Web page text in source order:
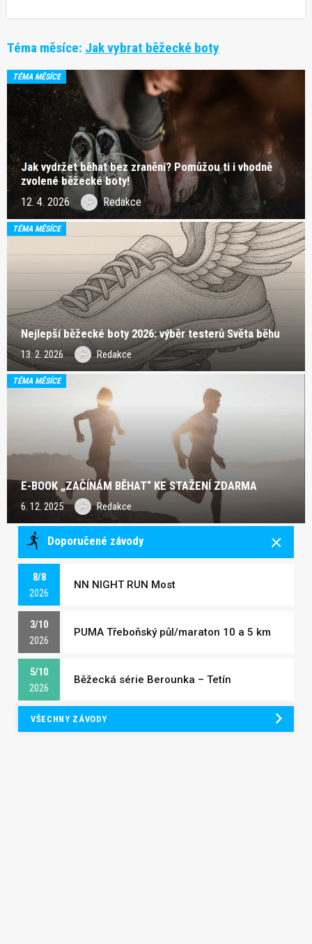
Téma měsíce: Jak vybrat běžecké boty
TÉMA MĚSÍCE
Jak vydržet běhat bez zranění? Pomůžou ti i vhodně
zvolené běžecké boty!
12. 4. 2026 Redakce
TÉMA MĚSÍCE
Nejlepší běžecké boty 2026: výběr testerů Světa běhu
13. 2. 2026 Redakce
TÉMA MĚSÍCE
E-BOOK „ZAČÍNÁM BĚHAT“ KE STAŽENÍ ZDARMA
6. 12. 2025 Redakce
Doporučené závody
8/8
2026
NN NIGHT RUN Most
3/10
2026
PUMA Třeboňský půl/maraton 10 a 5 km
5/10
2026
Běžecká série Berounka – Tetín
VŠECHNY ZÁVODY